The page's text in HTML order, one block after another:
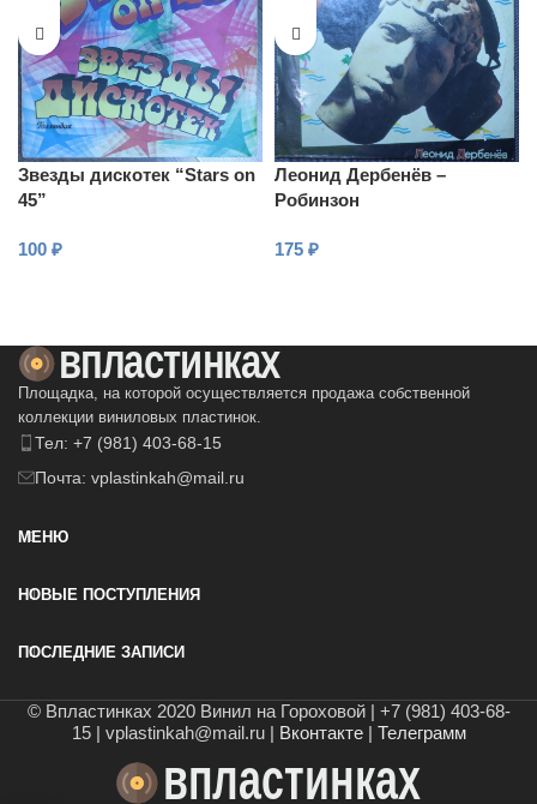
Звезды дискотек “Stars on
45”
100 ₽
Леонид Дербенёв –
Робинзон
175 ₽
Площадка, на которой осуществляется продажа собственной
коллекции виниловых пластинок.
Тел: +7 (981) 403-68-15
Почта: vplastinkah@mail.ru
МЕНЮ
НОВЫЕ ПОСТУПЛЕНИЯ
ПОСЛЕДНИЕ ЗАПИСИ
© Впластинках 2020 Винил на Гороховой | +7 (981) 403-68-
15 | vplastinkah@mail.ru | Вконтакте| Телеграмм